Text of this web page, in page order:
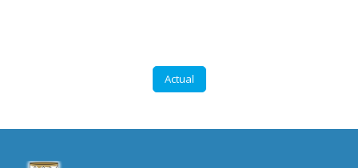
Actual